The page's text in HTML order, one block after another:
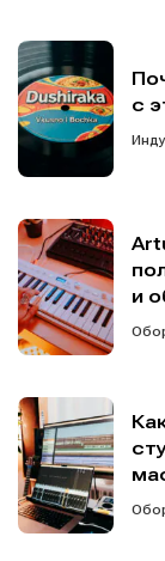
с
и